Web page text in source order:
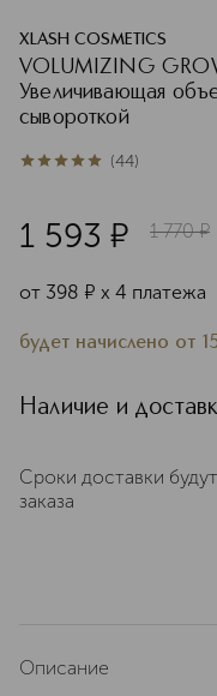
XLASH COSMETICS
VOLUMIZING
Увеличивающая
сывороткой
4.9из 544 (44)
1 593 ¤ 1 770 ¤
от 398 ¤ х 4 платежа
будет начислено от
Наличие и
Сроки доставки
заказа
Описание